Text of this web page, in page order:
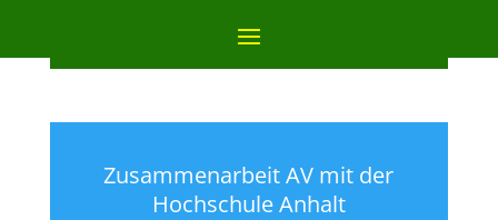
Zusammenarbeit AV mit der
Hochschule Anhalt